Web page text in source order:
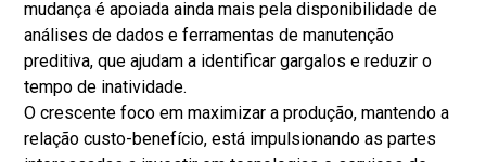
mudança é apoiada ainda mais pela disponibilidade de
análises de dados e ferramentas de manutenção
preditiva, que ajudam a identificar gargalos e reduzir o
tempo de inatividade.
O crescente foco em maximizar a produção, mantendo a
relação custo-benefício, está impulsionando as partes